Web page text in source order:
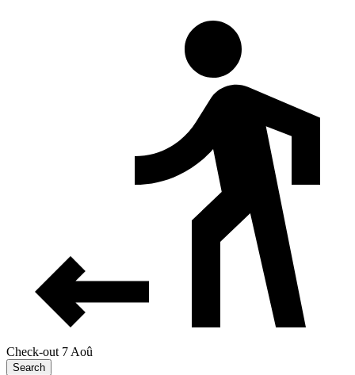
Check-out 7 Aoû
Search